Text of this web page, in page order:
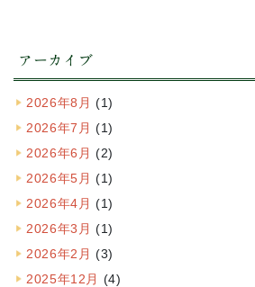
アーカイブ
2026年8月 (1)
2026年7月 (1)
2026年6月 (2)
2026年5月 (1)
2026年4月 (1)
2026年3月 (1)
2026年2月 (3)
2025年12月 (4)